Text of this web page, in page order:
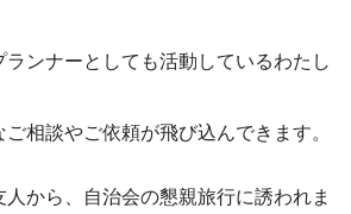
ンナーとしても活動しているわたし
相談やご依頼が飛び込んできます。
から、自治会の懇親旅行に誘われま